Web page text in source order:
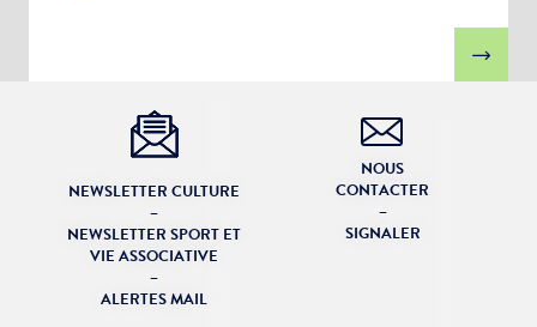
NEWSLETTER CULTURE
–
NEWSLETTER SPORT ET
VIE ASSOCIATIVE
–
ALERTES MAIL
NOUS
CONTACTER
–
SIGNALER